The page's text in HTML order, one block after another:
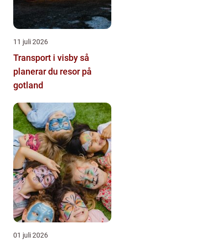
11 juli 2026
Transport i visby så
planerar du resor på
gotland
01 juli 2026